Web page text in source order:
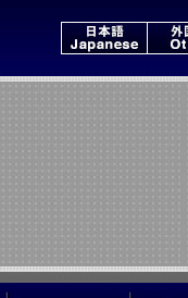
ワーホリ協